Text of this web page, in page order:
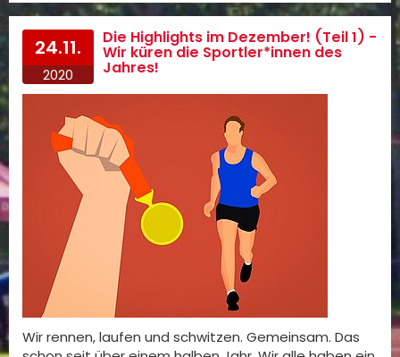
24.11.
2020
Die Highlights im Dezember! (Teil 1) -
Wir küren die Sportler*innen des
Jahres!
Wir rennen, laufen und schwitzen. Gemeinsam. Das